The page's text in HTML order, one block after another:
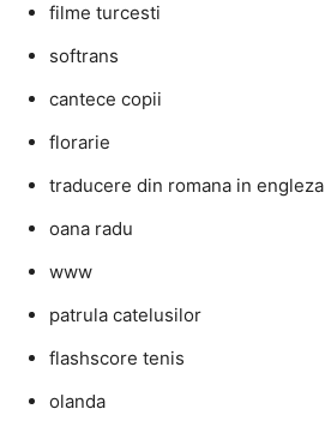
filme turcesti
softrans
cantece copii
florarie
traducere din romana in engleza
oana radu
www
patrula catelusilor
flashscore tenis
olanda